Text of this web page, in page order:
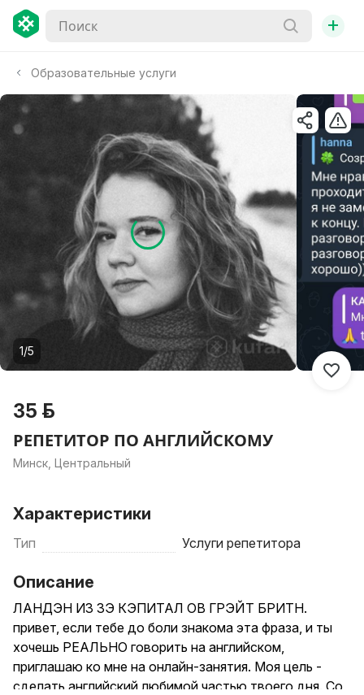
+
Образовательные услуги
1/5
35 р.
РЕПЕТИТОР ПО АНГЛИЙСКОМУ
Минск, Центральный
Характеристики
Тип Услуги репетитора
Описание
ЛАНДЭН ИЗ ЗЭ КЭПИТАЛ ОВ ГРЭЙТ БРИТН.
привет, если тебе до боли знакома эта фраза, и ты
хочешь РЕАЛЬНО говорить на английском,
приглашаю ко мне на онлайн-занятия. Моя цель -
сделать английский любимой частью твоего дня. Со